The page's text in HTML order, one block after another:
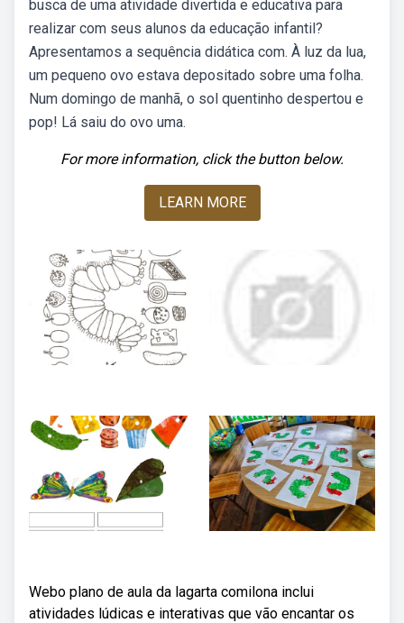
busca de uma atividade divertida e educativa para
realizar com seus alunos da educação infantil?
Apresentamos a sequência didática com. À luz da lua,
um pequeno ovo estava depositado sobre uma folha.
Num domingo de manhã, o sol quentinho despertou e
pop! Lá saiu do ovo uma.
For more information, click the button below.
LEARN MORE
Webo plano de aula da lagarta comilona inclui
atividades lúdicas e interativas que vão encantar os